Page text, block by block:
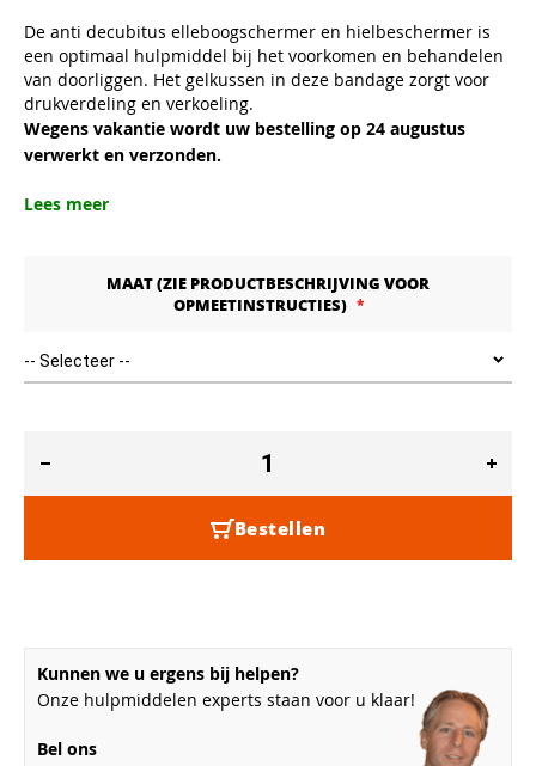
De anti decubitus elleboogschermer en hielbeschermer is
een optimaal hulpmiddel bij het voorkomen en behandelen
van doorliggen. Het gelkussen in deze bandage zorgt voor
drukverdeling en verkoeling.
Wegens vakantie wordt uw bestelling op 24 augustus
verwerkt en verzonden.
Lees meer
MAAT (ZIE PRODUCTBESCHRIJVING VOOR
OPMEETINSTRUCTIES)
Bestellen
Kunnen we u ergens bij helpen?
Onze hulpmiddelen experts staan voor u klaar!
Bel ons